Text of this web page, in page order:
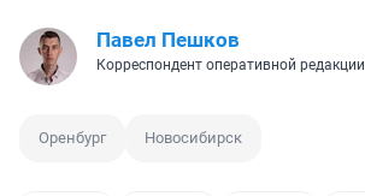
Павел Пешков
Корреспондент оперативной редакции
Оренбург Новосибирск